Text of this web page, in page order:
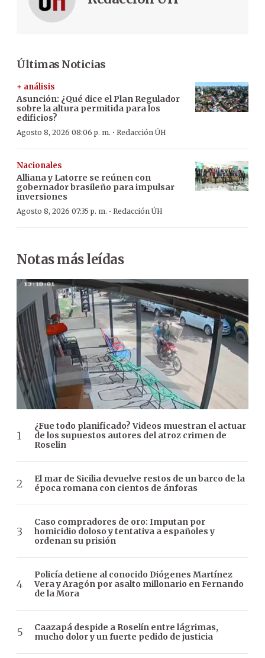
Últimas Noticias
+ análisis
Asunción: ¿Qué dice el Plan Regulador
sobre la altura permitida para los
edificios?
Agosto 8, 2026 08:06 p. m. · Redacción ÚH
Nacionales
Alliana y Latorre se reúnen con
gobernador brasileño para impulsar
inversiones
Agosto 8, 2026 07:35 p. m. · Redacción ÚH
Notas más leídas
¿Fue todo planificado? Videos muestran el actuar
de los supuestos autores del atroz crimen de
Roselin
El mar de Sicilia devuelve restos de un barco de la
época romana con cientos de ánforas
Caso compradores de oro: Imputan por
homicidio doloso y tentativa a españoles y
ordenan su prisión
Policía detiene al conocido Diógenes Martínez
Vera y Aragón por asalto millonario en Fernando
de la Mora
Caazapá despide a Roselín entre lágrimas,
mucho dolor y un fuerte pedido de justicia